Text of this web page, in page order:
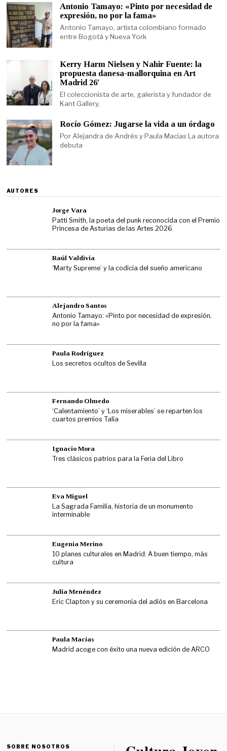
Antonio Tamayo: «Pinto por necesidad de
expresión, no por la fama»
Antonio Tamayo, artista colombiano formado
entre Bogotá y Nueva York
Kerry Harm Nielsen y Nahir Fuente: la
propuesta danesa-mallorquina en Art
Madrid 26′
El coleccionista de arte, galerista y fundador de
Kant Gallery,
Rocío Gómez: Jugarse la vida a un órdago
Por Alejandra de Andrés y Paula Macías La autora
debuta
AUTORES
Jorge Vara
Patti Smith, la poeta del punk reconocida con el Premio
Princesa de Asturias de las Artes 2026
Raúl Valdivia
‘Marty Supreme’ y la codicia del sueño americano
Alejandro Santos
Antonio Tamayo: «Pinto por necesidad de expresión,
no por la fama»
Paula Rodríguez
Los secretos ocultos de Sevilla
Fernando Olmedo
‘Calentamiento’ y ‘Los miserables’ se reparten los
cuartos premios Talía
Ignacio Mora
Tres clásicos patrios para la Feria del Libro
Eva Miguel
La Sagrada Familia, historia de un monumento
interminable
Eugenia Merino
10 planes culturales en Madrid: A buen tiempo, más
cultura
Julia Menéndez
Eric Clapton y su ceremonia del adiós en Barcelona
Paula Macías
Madrid acoge con éxito una nueva edición de ARCO
SOBRE NOSOTROS